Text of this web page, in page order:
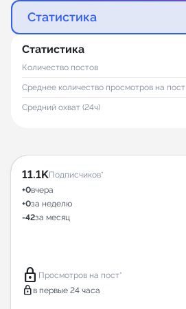
Статистика
Статистика
Количество постов
Среднее количество просмотров на пост
Средний охват (24ч)
11.1KПодписчиков*
+0вчера
+0за неделю
-42за месяц
lock Просмотров на пост*
lock в первые 24 часа